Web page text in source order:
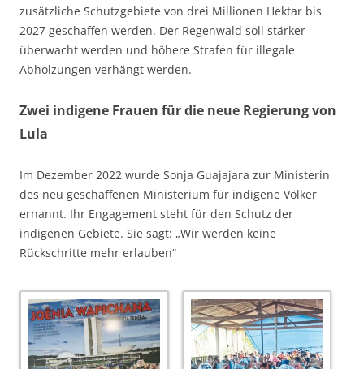
zusätzliche Schutzgebiete von drei Millionen Hektar bis
2027 geschaffen werden. Der Regenwald soll stärker
überwacht werden und höhere Strafen für illegale
Abholzungen verhängt werden.
Zwei indigene Frauen für die neue Regierung von
Lula
Im Dezember 2022 wurde Sonja Guajajara zur Ministerin
des neu geschaffenen Ministerium für indigene Völker
ernannt. Ihr Engagement steht für den Schutz der
indigenen Gebiete. Sie sagt: „Wir werden keine
Rückschritte mehr erlauben“